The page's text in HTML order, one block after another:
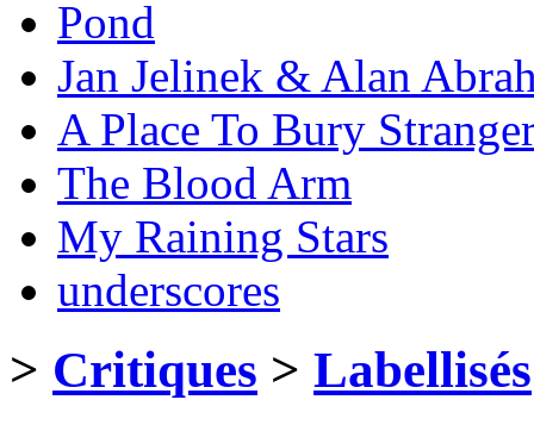
Pond
Jan Jelinek & Alan
A Place To Bury
The Blood Arm
My Raining Stars
underscores
> Critiques > Labellisés